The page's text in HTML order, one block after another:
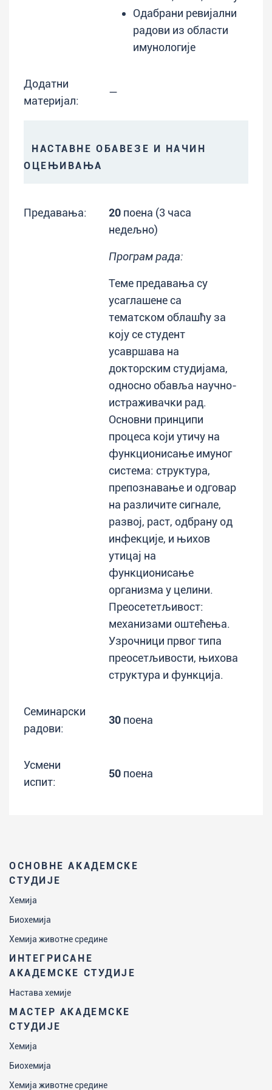
ОСНОВНЕ АКАДЕМСКЕ
СТУДИЈЕ
Хемија
Биохемија
Хемија животне средине
ИНТЕГРИСАНЕ
АКАДЕМСКЕ СТУДИЈЕ
Настава хемије
МАСТЕР АКАДЕМСКЕ
СТУДИЈЕ
Хемија
Биохемија
Хемија животне средине
Одабрани ревијални
радови из области
имунологије
Додатни
материјал:
—
НАСТАВНЕ ОБАВЕЗЕ И НАЧИН
ОЦЕЊИВАЊА
Предавања: 20 поена (3 часа
недељно)
Програм рада:
Теме предавања су
усаглашене са
тематском облашћу за
коју се студент
усавршава на
докторским студијама,
односно обавља научно-
истраживачки рад.
Основни принципи
процеса који утичу на
функционисање имуног
система: структура,
препознавање и одговар
на различите сигнале,
развој, раст, одбрану од
инфекције, и њихов
утицај на
функционисање
организма у целини.
Преосететљивост:
механизами оштећења.
Узрочници првог типа
преосетљивости, њихова
структура и функција.
Семинарски
радови:
30 поена
Усмени
испит:
50 поена